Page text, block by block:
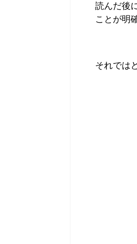
読んだ後
ことが明
それでは